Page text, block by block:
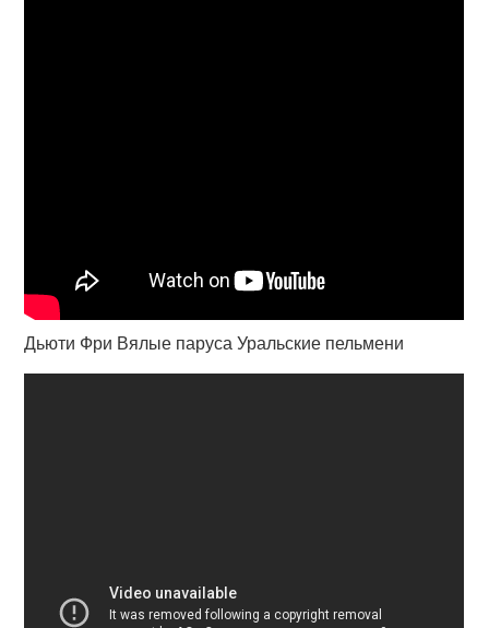
Дьюти Фри Вялые паруса Уральские пельмени